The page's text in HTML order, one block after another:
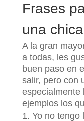
Frases
una
A la gran
a todas, les
buen paso en
salir, pero con
especialmente
ejemplos los
Yo no tengo